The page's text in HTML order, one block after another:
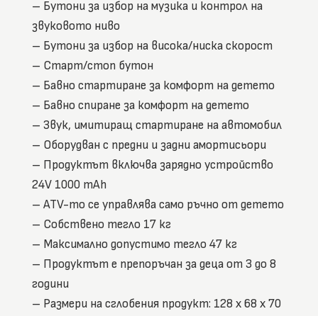
– Бутони за избор на музика и контрол на
звуковото ниво
– Бутони за избор на висока/ниска скорост
– Старт/стоп бутон
– Бавно стартиране за комфорт на детето
– Бавно спиране за комфорт на детето
– Звук, имитиращ стартиране на автомобил
– Оборудван с предни и задни амортисьори
– Продуктът включва зарядно устройство
24V 1000 mAh
– ATV-то се управлява само ръчно от детето
– Собствено тегло 17 кг
– Максимално допустимо тегло 47 кг
– Продуктът е препоръчан за деца от 3 до 8
години
– Размери на сглобения продукт: 128 x 68 x 70